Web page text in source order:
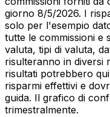
giorno 8/5/2026. I
solo per l'esempio
tutte le commissioni e
valuta, tipi di valuta,
risulteranno in diversi
risultati potrebbero
risparmi effettivi e
guida. Il grafico di
trimestralmente.